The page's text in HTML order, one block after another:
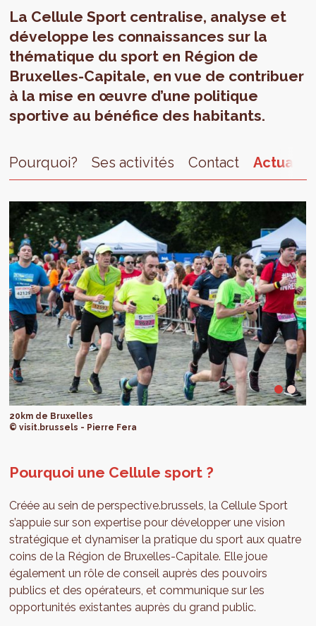
La Cellule Sport centralise, analyse et
développe les connaissances sur la
thématique du sport en Région de
Bruxelles-Capitale, en vue de contribuer
à la mise en œuvre d’une politique
sportive au bénéfice des habitants.
Pourquoi? Ses activités Contact
20km de Bruxelles
© visit.brussels - Pierre Fera
Pourquoi une Cellule sport ?
Créée au sein de perspective.brussels, la Cellule Sport
s’appuie sur son expertise pour développer une vision
stratégique et dynamiser la pratique du sport aux quatre
coins de la Région de Bruxelles-Capitale. Elle joue
également un rôle de conseil auprès des pouvoirs
publics et des opérateurs, et communique sur les
opportunités existantes auprès du grand public.